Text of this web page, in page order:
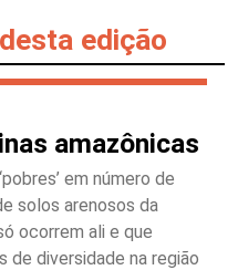
edição
amazônicas
em número de
solos arenosos da
ocorrem ali e que
de diversidade na região